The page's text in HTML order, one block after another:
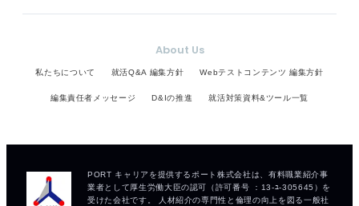
About Us
私たちについて 就活Q&A 編集方針 Webテストコンテンツ 編集方針
編集責任者メッセージ D&Iの推進 就活対策資料&ツール一覧